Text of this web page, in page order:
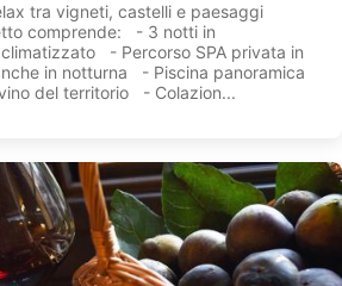
tra vigneti, castelli e paesaggi
comprende: - 3 notti in
- Percorso SPA privata in
in notturna - Piscina panoramica
del territorio - Colazion...